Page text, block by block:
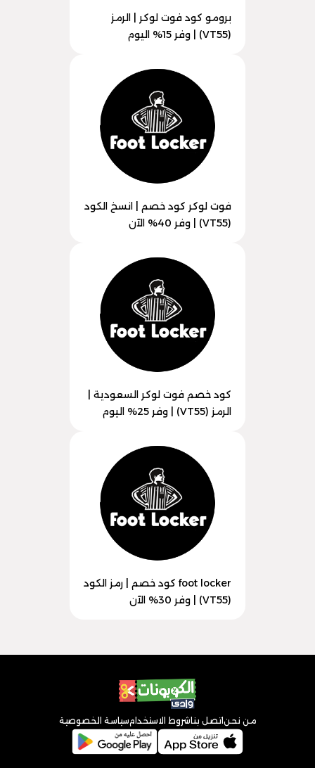
برومو كود فوت لوكر | الرمز
(VT55) | وفر 15% اليوم
فوت لوكر كود خصم | انسخ الكود
(VT55) | وفر 40% الآن
كود خصم فوت لوكر السعودية |
الرمز (VT55) | وفر 25% اليوم
foot locker كود خصم | رمز الكود
(VT55) | وفر 30% الآن
من نحن اتصل بنا شروط الاستخدامسياسة الخصوصية